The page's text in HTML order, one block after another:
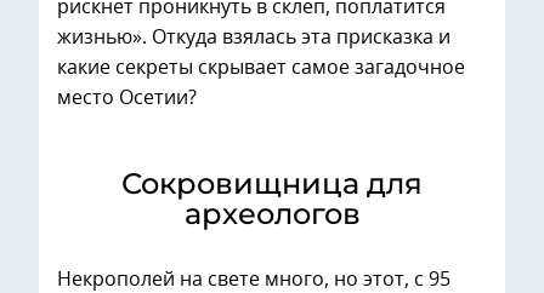
рискнет проникнуть в склеп, поплатится
жизнью». Откуда взялась эта присказка и
какие секреты скрывает самое загадочное
место Осетии?
Сокровищница для
археологов
Некрополей на свете много, но этот, с 95